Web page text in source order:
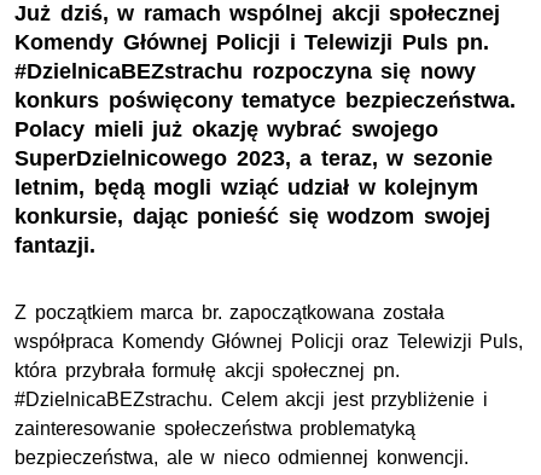
Już dziś, w ramach wspólnej akcji społecznej
Komendy Głównej Policji i Telewizji Puls pn.
#DzielnicaBEZstrachu rozpoczyna się nowy
konkurs poświęcony tematyce bezpieczeństwa.
Polacy mieli już okazję wybrać swojego
SuperDzielnicowego 2023, a teraz, w sezonie
letnim, będą mogli wziąć udział w kolejnym
konkursie, dając ponieść się wodzom swojej
fantazji.
Z początkiem marca br. zapoczątkowana została
współpraca Komendy Głównej Policji oraz Telewizji Puls,
która przybrała formułę akcji społecznej pn.
#DzielnicaBEZstrachu. Celem akcji jest przybliżenie i
zainteresowanie społeczeństwa problematyką
bezpieczeństwa, ale w nieco odmiennej konwencji.